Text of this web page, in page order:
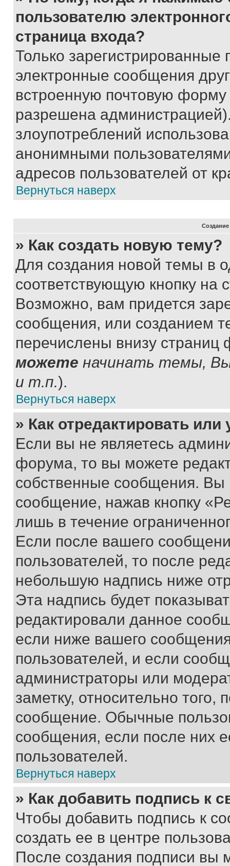
пользователю
страница входа?
Только зарегистрированные
электронные сообщения
встроенную почтовую
разрешена
злоупотреблений
анонимными
адресов пользователей от
Вернуться наверх
» Как создать новую тему?
Для создания новой темы в
соответствующую кнопку
Возможно, вам придется
сообщения, или созданием
перечислены внизу
можете начинать темы,
и т.п.).
Вернуться наверх
» Как отредактировать
Если вы не являетесь
форума, то вы можете
собственные сообщения. Вы
сообщение, нажав кнопку
лишь в течение
Если после вашего
пользователей, то после
небольшую надпись ниже
Эта надпись будет
редактировали данное
если ниже вашего
пользователей, и если
администраторы или
заметку, относительно
сообщение. Обычные
сообщения, если после них
пользователей.
Вернуться наверх
» Как добавить подпись к
Чтобы добавить подпись к
создать ее в центре
После создания подписи вы